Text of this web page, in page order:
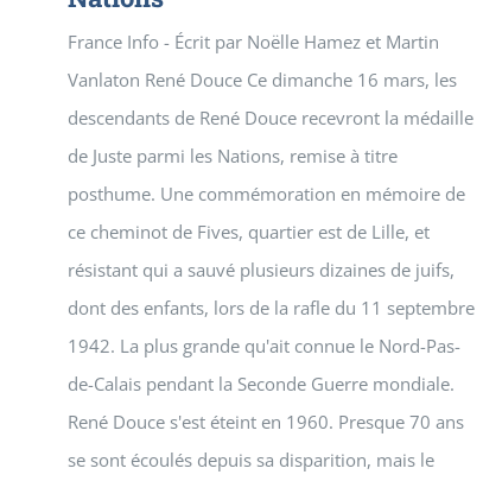
France Info - Écrit par Noëlle Hamez et Martin
Vanlaton René Douce Ce dimanche 16 mars, les
descendants de René Douce recevront la médaille
de Juste parmi les Nations, remise à titre
posthume. Une commémoration en mémoire de
ce cheminot de Fives, quartier est de Lille, et
résistant qui a sauvé plusieurs dizaines de juifs,
dont des enfants, lors de la rafle du 11 septembre
1942. La plus grande qu'ait connue le Nord-Pas-
de-Calais pendant la Seconde Guerre mondiale.
René Douce s'est éteint en 1960. Presque 70 ans
se sont écoulés depuis sa disparition, mais le